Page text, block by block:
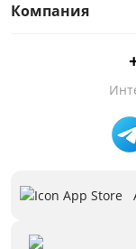
Компания